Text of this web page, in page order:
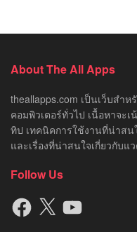
About The All Apps
theallapps.com เป็นเว็บสำ
คอมพิวเตอร์ทั่วไป เนื้อหาจะ
ทิป เทคนิคการใช้งานที่น่าสน
และเรื่องที่น่าสนใจเกี่ยวกับแ
Follow Us
Facebook
X YouTube